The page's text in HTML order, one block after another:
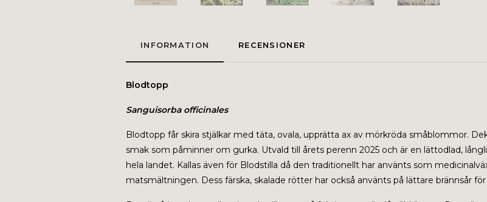
INFORMATION RECENSIONER
Blodtopp
Sanguisorba officinales
Blodtopp får skira stjälkar med täta, ovala, upprätta ax av mörkröda småblommor.
smak som påminner om gurka. Utvald till årets perenn 2025 och är en lättodlad,
hela landet. Kallas även för Blodstilla då den traditionellt har använts som
matsmältningen. Dess färska, skalade rötter har också använts på lättare brännsår